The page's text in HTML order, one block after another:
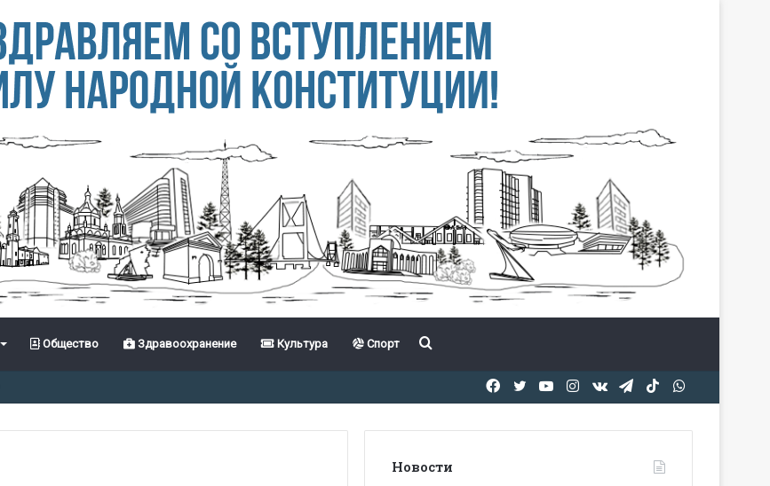
Общество Здравоохранение Культура Спорт Іздеу
TikTok
Telegram
vk.com
Instagram
YouTube
Twitter
Facebook
Новости